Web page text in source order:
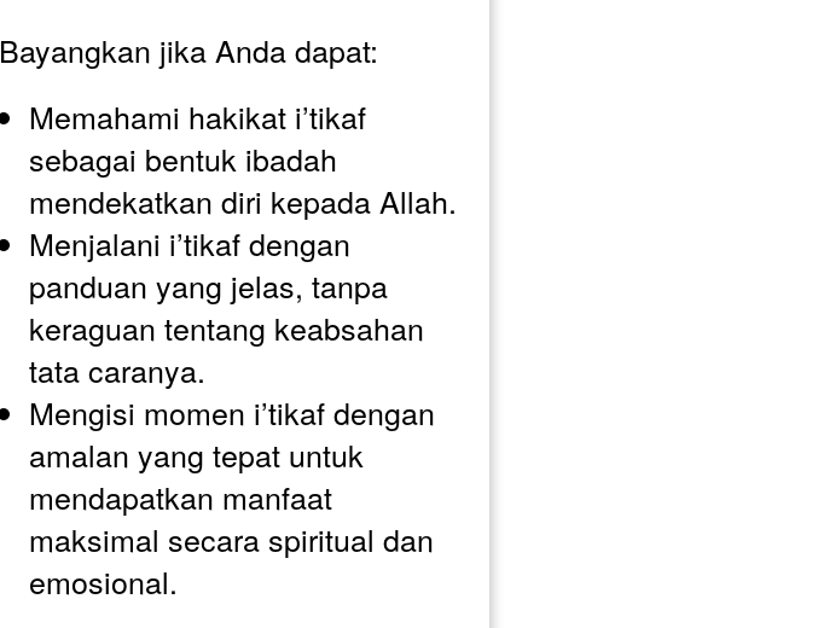
Bayangkan jika Anda dapat:
Memahami hakikat i’tikaf
sebagai bentuk ibadah
mendekatkan diri kepada Allah.
Menjalani i’tikaf dengan
panduan yang jelas, tanpa
keraguan tentang keabsahan
tata caranya.
Mengisi momen i’tikaf dengan
amalan yang tepat untuk
mendapatkan manfaat
maksimal secara spiritual dan
emosional.